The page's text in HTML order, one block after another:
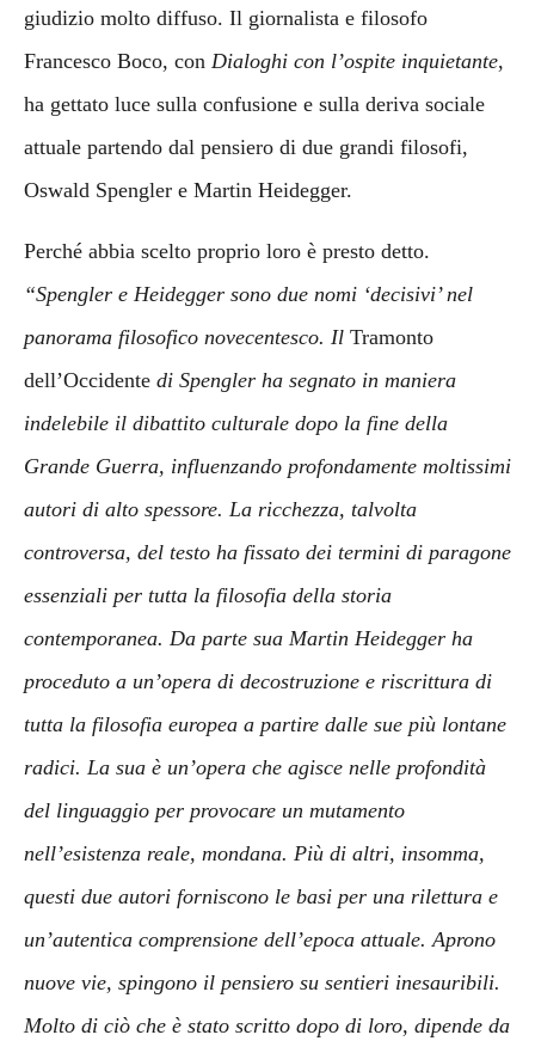
giudizio molto diffuso. Il giornalista e filosofo
Francesco Boco, con Dialoghi con l’ospite inquietante,
ha gettato luce sulla confusione e sulla deriva sociale
attuale partendo dal pensiero di due grandi filosofi,
Oswald Spengler e Martin Heidegger.
Perché abbia scelto proprio loro è presto detto.
“Spengler e Heidegger sono due nomi ‘decisivi’ nel
panorama filosofico novecentesco. Il Tramonto
dell’Occidente di Spengler ha segnato in maniera
indelebile il dibattito culturale dopo la fine della
Grande Guerra, influenzando profondamente moltissimi
autori di alto spessore. La ricchezza, talvolta
controversa, del testo ha fissato dei termini di paragone
essenziali per tutta la filosofia della storia
contemporanea. Da parte sua Martin Heidegger ha
proceduto a un’opera di decostruzione e riscrittura di
tutta la filosofia europea a partire dalle sue più lontane
radici. La sua è un’opera che agisce nelle profondità
del linguaggio per provocare un mutamento
nell’esistenza reale, mondana. Più di altri, insomma,
questi due autori forniscono le basi per una rilettura e
un’autentica comprensione dell’epoca attuale. Aprono
nuove vie, spingono il pensiero su sentieri inesauribili.
Molto di ciò che è stato scritto dopo di loro, dipende da